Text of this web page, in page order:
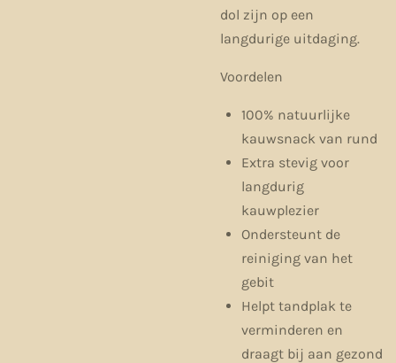
dol zijn op een
langdurige uitdaging.
Voordelen
100% natuurlijke
kauwsnack van rund
Extra stevig voor
langdurig
kauwplezier
Ondersteunt de
reiniging van het
gebit
Helpt tandplak te
verminderen en
draagt bij aan gezond